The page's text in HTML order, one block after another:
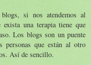
si nos atendemos al
una terapia tiene que
Los blogs son un puente
personas que están al otro
Así de sencillo.